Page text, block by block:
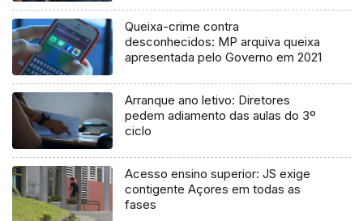
Queixa-crime contra
desconhecidos: MP arquiva queixa
apresentada pelo Governo em 2021
Arranque ano letivo: Diretores
pedem adiamento das aulas do 3º
ciclo
Acesso ensino superior: JS exige
contigente Açores em todas as
fases